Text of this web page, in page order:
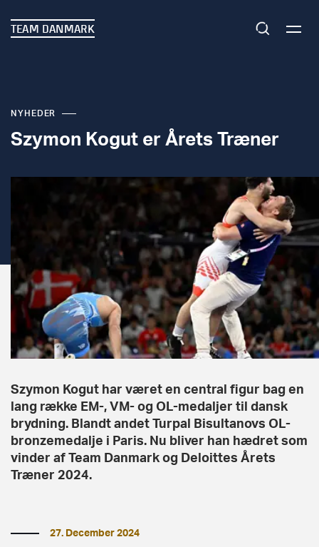
TEAM DANMARK
NYHEDER
Szymon Kogut er Årets Træner
Szymon Kogut har været en central figur bag en
lang række EM-, VM- og OL-medaljer til dansk
brydning. Blandt andet Turpal Bisultanovs OL-
bronzemedalje i Paris. Nu bliver han hædret som
vinder af Team Danmark og Deloittes Årets
Træner 2024.
27. December 2024